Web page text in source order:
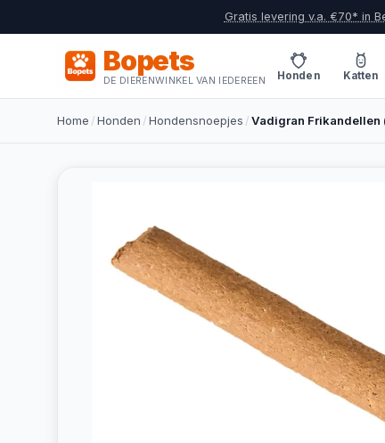
Gratis levering v.a. €70* in
Bopets
DE DIERENWINKEL VAN IEDEREEN Honden Katten
Home /Honden /Hondensnoepjes /Vadigran Frikandellen